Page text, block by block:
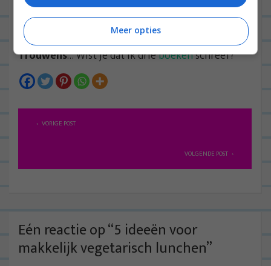
Volg mijn leven viaINSTAGRAMen blijf op de
hoogte van nieuwe recepten via
Trouwens… Wist je dat ik drieboekenschreef?
B
i
t
n
VORIGE POST
VOLGENDE POST
Eén reactie op “5 ideeën voor
makkelijk vegetarisch lunchen”
Meer opties